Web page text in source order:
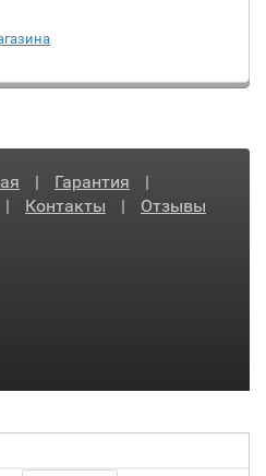
| Гарантия
|
| Контакты | Отзывы